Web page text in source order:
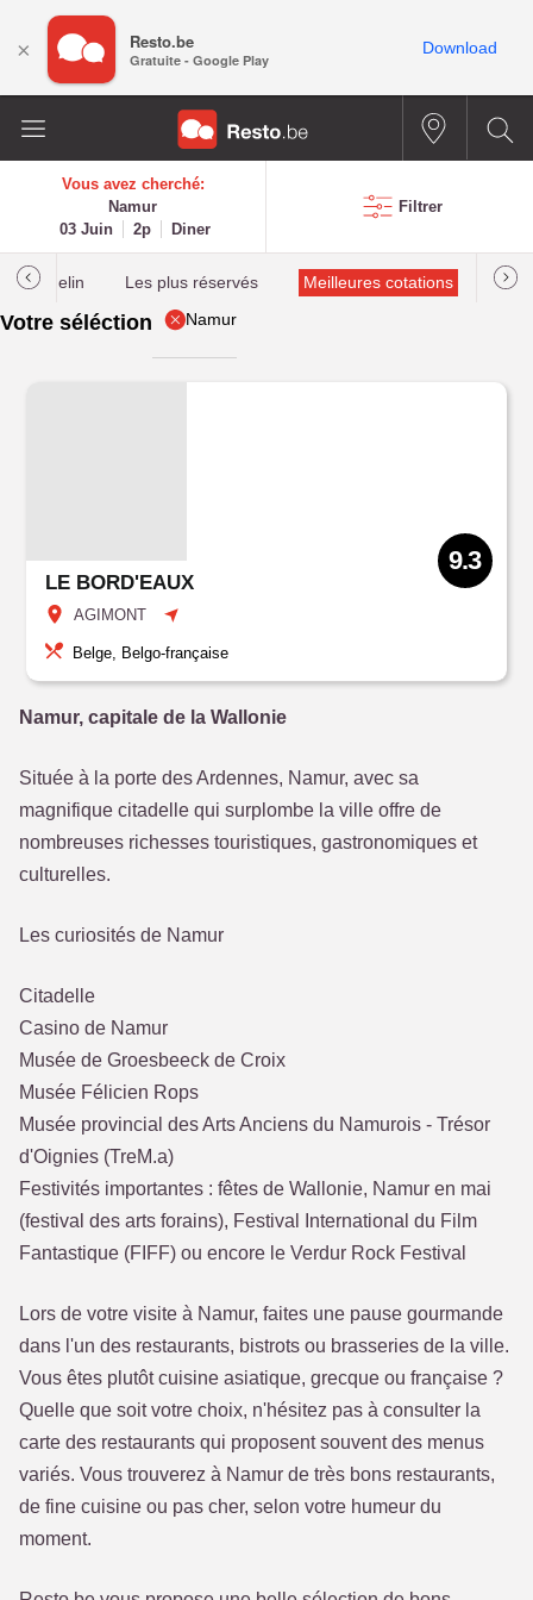
Vous avez cherché:
Namur
03 Juin
2p Diner
Filtrer
Michelin Les plus réservés Meilleures cotations
Votre séléction Namur
LE BORD'EAUX
AGIMONT
9.3
Belge, Belgo-française
Namur, capitale de la Wallonie
Située à la porte des Ardennes, Namur, avec sa
magnifique citadelle qui surplombe la ville offre de
nombreuses richesses touristiques, gastronomiques et
culturelles.
Les curiosités de Namur
Citadelle
Casino de Namur
Musée de Groesbeeck de Croix
Musée Félicien Rops
Musée provincial des Arts Anciens du Namurois - Trésor
d'Oignies (TreM.a)
Festivités importantes : fêtes de Wallonie, Namur en mai
(festival des arts forains), Festival International du Film
Fantastique (FIFF) ou encore le Verdur Rock Festival
Lors de votre visite à Namur, faites une pause gourmande
dans l'un des restaurants, bistrots ou brasseries de la ville.
Vous êtes plutôt cuisine asiatique, grecque ou française ?
Quelle que soit votre choix, n'hésitez pas à consulter la
carte des restaurants qui proposent souvent des menus
variés. Vous trouverez à Namur de très bons restaurants,
de fine cuisine ou pas cher, selon votre humeur du
moment.
× Resto.be
Gratuite - Google Play
Download